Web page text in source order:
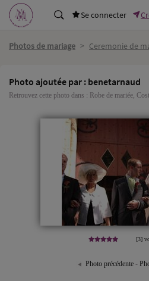
Se connecter
Photos de mariage > Ceremonie de
Photo ajoutée par : benetarnaud
Retrouvez cette photo dans : Robe de mariée,
[3]
Photo précédente-